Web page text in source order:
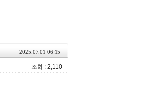
2025.07.01 06:15
조회 : 2,110